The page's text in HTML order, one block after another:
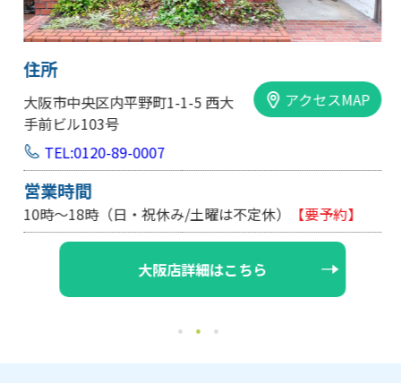
住所
大阪市中央区内平野町1-1-5 西大
手前ビル103号
アクセスMAP
TEL:0120-89-0007
営業時間
10時～18時（日・祝休み/土曜は不定休） 【要予約】
大阪店詳細はこちら